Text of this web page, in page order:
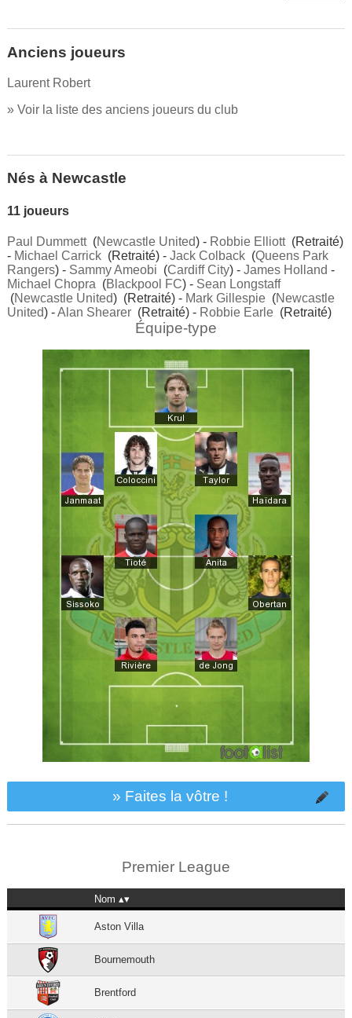
Anciens joueurs
Laurent Robert
» Voir la liste des anciens joueurs du club
Nés à Newcastle
11 joueurs
Paul Dummett(Newcastle United) - Robbie Elliott(Retraité)
- Michael Carrick(Retraité) - Jack Colback(Queens Park
Rangers) - Sammy Ameobi (Cardiff City) - James Holland -
Michael Chopra (Blackpool FC) - Sean Longstaff
(Newcastle United) (Retraité) - Mark Gillespie(Newcastle
United) -Alan Shearer(Retraité) - Robbie Earle(Retraité)
Équipe-type
» Faites la vôtre !
Premier League
Nom
Aston Villa
Bournemouth
Brentford